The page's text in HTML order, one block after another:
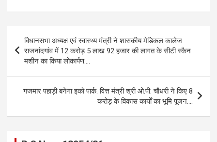
ce
o
o
k
se
g
er
at
s
A
p
p
e
gr
a
ail py
Li
n
ar
e
Post
navigation
विधानसभा अध्यक्ष एवं स्वास्थ्य मंत्री ने शासकीय मेडिकल कालेज
राजनांदगांव में 12 करोड़ 5 लाख 92 हजार की लागत के सीटी स्कैन
मशीन का किया लोकार्पण….
गजमार पहाड़ी बनेगा इको पार्क: वित्त मंत्री श्री ओ.पी. चौधरी ने किए 8
करोड़ के विकास कार्यों का भूमि पूजन….